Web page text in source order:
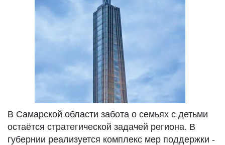
В Самарской области забота о семьях с детьми
остаётся стратегической задачей региона. В
губернии реализуется комплекс мер поддержки -